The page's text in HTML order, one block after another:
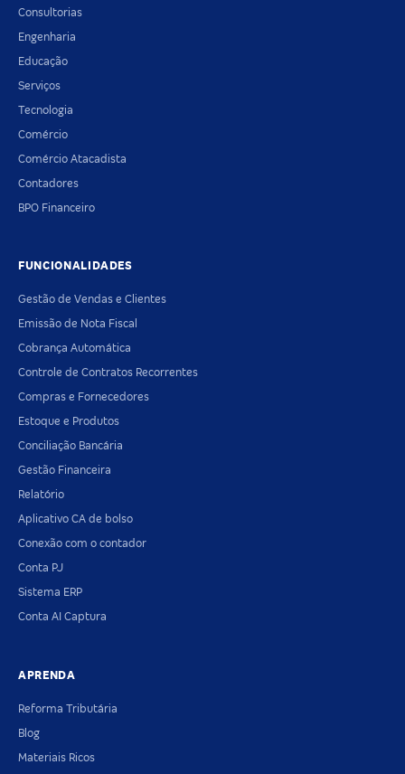
Consultorias
Engenharia
Educação
Serviços
Tecnologia
Comércio
Comércio Atacadista
Contadores
BPO Financeiro
FUNCIONALIDADES
Gestão de Vendas e Clientes
Emissão de Nota Fiscal
Cobrança Automática
Controle de Contratos Recorrentes
Compras e Fornecedores
Estoque e Produtos
Conciliação Bancária
Gestão Financeira
Relatório
Aplicativo CA de bolso
Conexão com o contador
Conta PJ
Sistema ERP
Conta AI Captura
APRENDA
Reforma Tributária
Blog
Materiais Ricos